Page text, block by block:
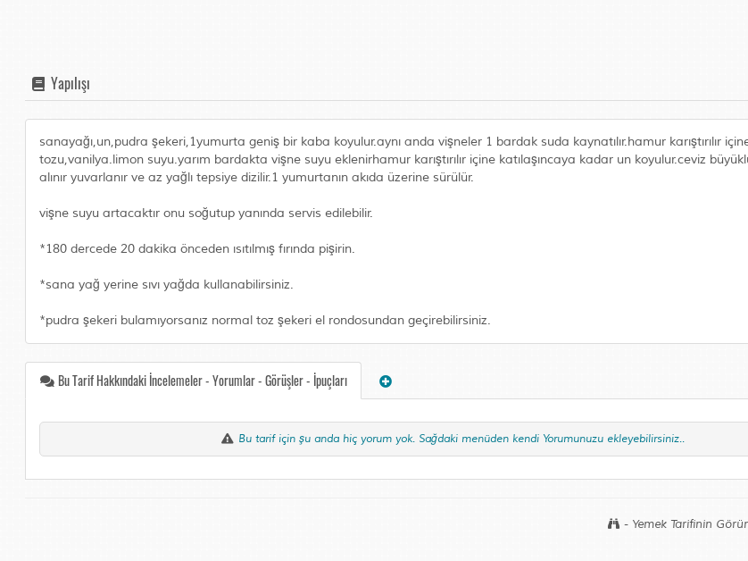
Yapılışı
sanayağı,un,pudra şekeri,1yumurta geniş bir kaba koyulur.aynı anda vişneler 1 bardak suda kaynatılır.hamur karıştırılır
tozu,vanilya.limon suyu.yarım bardakta vişne suyu eklenirhamur karıştırılır içine katılaşıncaya kadar un koyulur.ceviz
alınır yuvarlanır ve az yağlı tepsiye dizilir.1 yumurtanın akıda üzerine sürülür.
vişne suyu artacaktır onu soğutup yanında servis edilebilir.
*180 dercede 20 dakika önceden ısıtılmış fırında pişirin.
*sana yağ yerine sıvı yağda kullanabilirsiniz.
*pudra şekeri bulamıyorsanız normal toz şekeri el rondosundan geçirebilirsiniz.
Bu Tarif Hakkındaki İncelemeler - Yorumlar - Görüşler - İpuçları
Bu tarif için şu anda hiç yorum yok. Sağdaki menüden kendi Yorumunuzu ekleyebilirsiniz..
- Yemek Tarifinin